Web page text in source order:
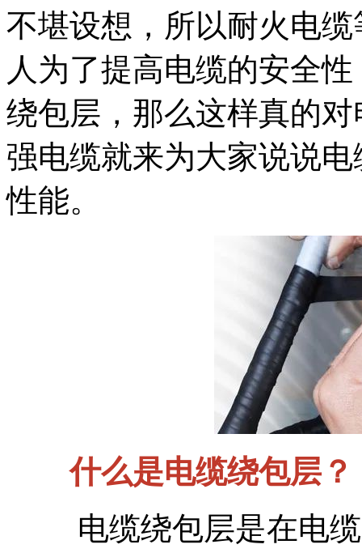
不堪设想，所以耐火电
人为了提高电缆的安全
绕包层，那么这样真的
强电缆就来为大家说说
性能。
什么是电缆绕包层？
电缆绕包层是在电缆